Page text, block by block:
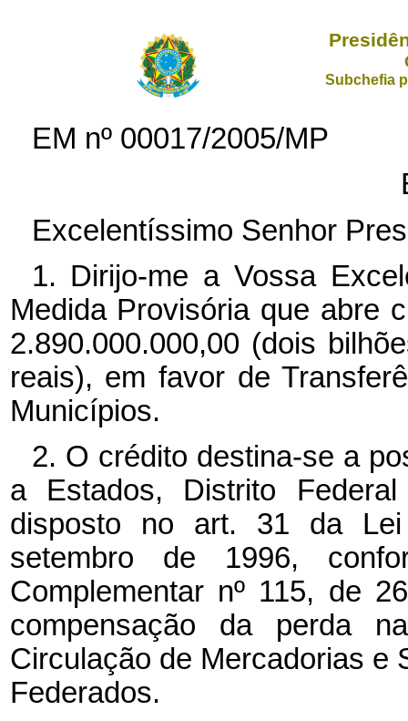
Subchefia
EM nº 00017/2005/MP
Excelentíssimo Senhor
1. Dirijo-me a Vossa
Medida Provisória que abre
2.890.000.000,00 (dois
reais), em favor de
Municípios.
2. O crédito destina-se a
a Estados, Distrito
disposto no art. 31 da
setembro de 1996,
Complementar nº 115, de
compensação da perda
Circulação de Mercadorias e
Federados.